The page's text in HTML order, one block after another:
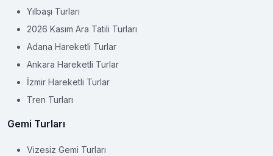
Yılbaşı Turları
2026 Kasım Ara Tatili Turları
Adana Hareketli Turlar
Ankara Hareketli Turlar
İzmir Hareketli Turlar
Tren Turları
Gemi Turları
Vizesiz Gemi Turları